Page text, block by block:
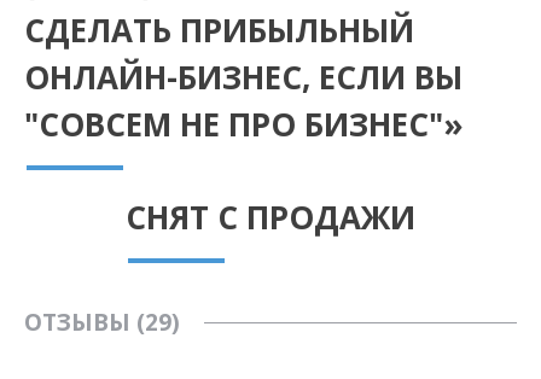
СДЕЛАТЬ ПРИБЫЛЬНЫЙ
ОНЛАЙН-БИЗНЕС, ЕСЛИ ВЫ
"СОВСЕМ НЕ ПРО БИЗНЕС"»
СНЯТ С ПРОДАЖИ
ОТЗЫВЫ (29)